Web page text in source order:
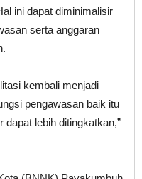
ini dapat diminimalisir
serta anggaran
kembali menjadi
pengawasan baik itu
lebih ditingkatkan,”